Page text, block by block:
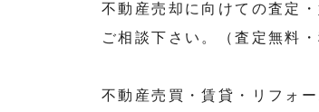
不動産売却に向けての査定
ご相談下さい。（査定無料・
不動産売買・賃貸・リフォ